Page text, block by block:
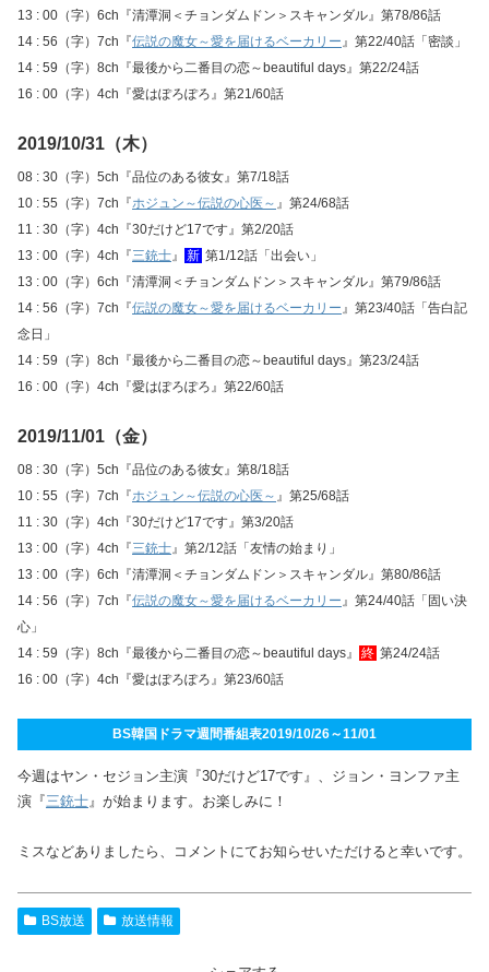
13 : 00（字）6ch『清潭洞＜チョンダムドン＞スキャンダル』第78/86話
14 : 56（字）7ch『伝説の魔女～愛を届けるベーカリー』第22/40話「密談」
14 : 59（字）8ch『最後から二番目の恋～beautiful days』第22/24話
16 : 00（字）4ch『愛はぽろぽろ』第21/60話
2019/10/31（木）
08 : 30（字）5ch『品位のある彼女』第7/18話
10 : 55（字）7ch『ホジュン～伝説の心医～ 』第24/68話
11 : 30（字）4ch『30だけど17です』第2/20話
13 : 00（字）4ch『三銃士』 新 第1/12話「出会い」
13 : 00（字）6ch『清潭洞＜チョンダムドン＞スキャンダル』第79/86話
14 : 56（字）7ch『伝説の魔女～愛を届けるベーカリー』第23/40話「告白記
念日」
14 : 59（字）8ch『最後から二番目の恋～beautiful days』第23/24話
16 : 00（字）4ch『愛はぽろぽろ』第22/60話
2019/11/01（金）
08 : 30（字）5ch『品位のある彼女』第8/18話
10 : 55（字）7ch『ホジュン～伝説の心医～ 』第25/68話
11 : 30（字）4ch『30だけど17です』第3/20話
13 : 00（字）4ch『三銃士』第2/12話「友情の始まり」
13 : 00（字）6ch『清潭洞＜チョンダムドン＞スキャンダル』第80/86話
14 : 56（字）7ch『伝説の魔女～愛を届けるベーカリー』第24/40話「固い決
心」
14 : 59（字）8ch『最後から二番目の恋～beautiful days』
終 第24/24話
16 : 00（字）4ch『愛はぽろぽろ』第23/60話
BS韓国ドラマ週間番組表2019/10/26～11/01
今週はヤン・セジョン主演『30だけど17です』、ジョン・ヨンファ主
演『三銃士 』が始まります。お楽しみに！
ミスなどありましたら、コメントにてお知らせいただけると幸いです。
BS放送 放送情報